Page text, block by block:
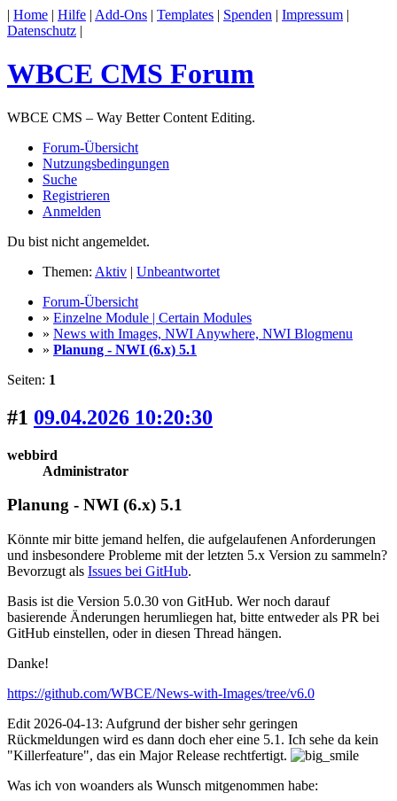
| Home | Hilfe | Add-Ons | Templates | Spenden | Impressum |
Datenschutz |
WBCE CMS Forum
WBCE CMS – Way Better Content Editing.
Forum-Übersicht
Nutzungsbedingungen
Suche
Registrieren
Anmelden
Du bist nicht angemeldet.
Themen: Aktiv | Unbeantwortet
Forum-Übersicht
» Einzelne Module | Certain Modules
» News with Images, NWI Anywhere, NWI Blogmenu
» Planung - NWI (6.x) 5.1
Seiten: 1
#1 09.04.2026 10:20:30
webbird
Administrator
Planung - NWI (6.x) 5.1
Könnte mir bitte jemand helfen, die aufgelaufenen Anforderungen
und insbesondere Probleme mit der letzten 5.x Version zu sammeln?
Bevorzugt als Issues bei GitHub.
Basis ist die Version 5.0.30 von GitHub. Wer noch darauf
basierende Änderungen herumliegen hat, bitte entweder als PR bei
GitHub einstellen, oder in diesen Thread hängen.
Danke!
https://github.com/WBCE/News-with-Images/tree/v6.0
Edit 2026-04-13: Aufgrund der bisher sehr geringen
Rückmeldungen wird es dann doch eher eine 5.1. Ich sehe da kein
"Killerfeature", das ein Major Release rechtfertigt.
Was ich von woanders als Wunsch mitgenommen habe: